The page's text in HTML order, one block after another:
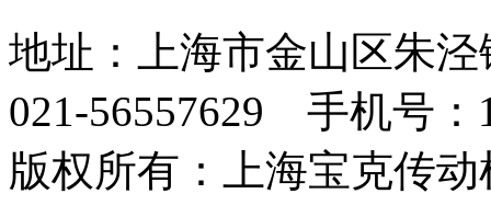
地址：上海市金山区朱
021-56557629 手机号：
版权所有：上海宝克